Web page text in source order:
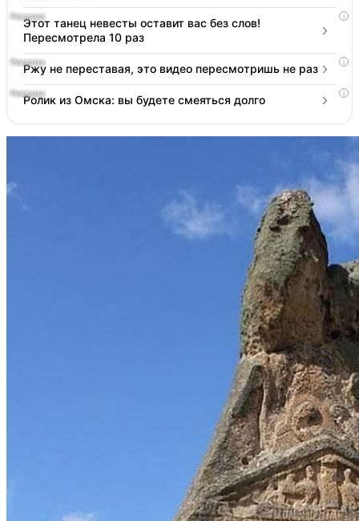
i
Этот танец невесты оставит вас без слов!
Пересмотрела 10 раз
i
Ржу не переставая, это видео пересмотришь не раз
i
Ролик из Омска: вы будете смеяться долго